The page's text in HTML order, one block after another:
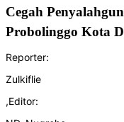
Cegah
Probolinggo Kota
Reporter:
Zulkiflie
,Editor: